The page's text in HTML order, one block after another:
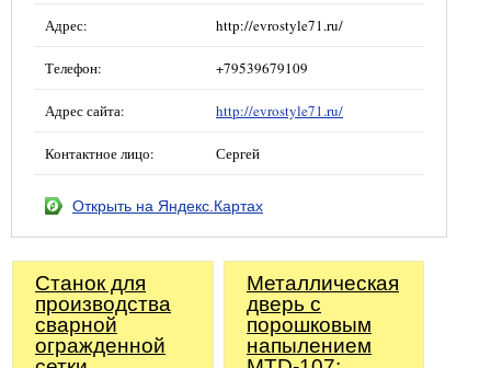
Адрес: http://evrostyle71.ru/
Телефон: +79539679109
Адрес сайта: http://evrostyle71.ru/
Контактное лицо: Сергей
Открыть на Яндекс.Картах
Станок для
производства
сварной
огражденной
Металлическая
дверь с
порошковым
напылением